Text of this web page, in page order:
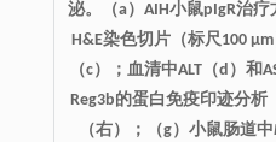
泌。（a）AIH小鼠pIgR治
H&E染色切片（标尺100
（c）；血清中ALT（d）和
Reg3b的蛋白免疫印迹分
（右）；（g）小鼠肠道中